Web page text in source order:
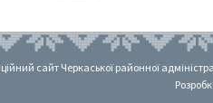
сайт Черкаської районної